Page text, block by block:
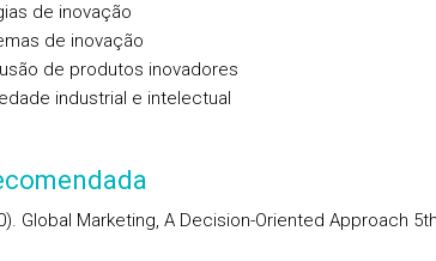
de inovação
de inovação
de produtos inovadores
industrial e intelectual
Global Marketing, A Decision-Oriented Approach